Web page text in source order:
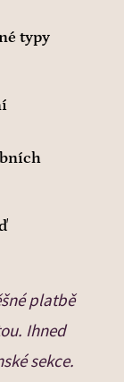
typy
platbě
Ihned
sekce.